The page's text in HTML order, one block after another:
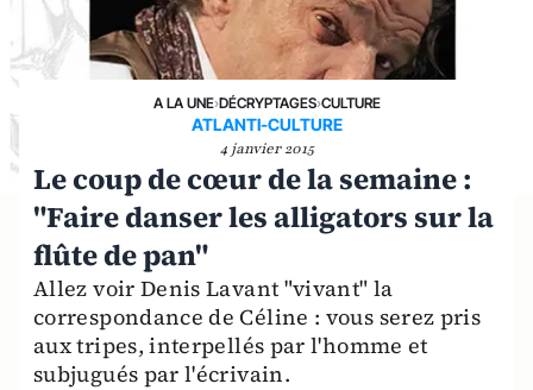
A LA UNE›DÉCRYPTAGES›CULTURE
ATLANTI-CULTURE
4 janvier 2015
Le coup de cœur de la semaine :
"Faire danser les alligators sur la
flûte de pan"
Allez voir Denis Lavant "vivant" la
correspondance de Céline : vous serez pris
aux tripes, interpellés par l'homme et
subjugués par l'écrivain.